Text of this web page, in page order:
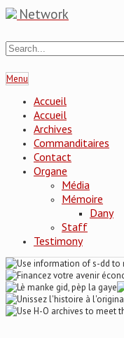
Network
Menu
Accueil
Accueil
Archives
Commanditaires
Contact
Organe
Média
Mémoire
Dany
Staff
Testimony